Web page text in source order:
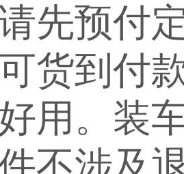
先预付
货到付
用。装